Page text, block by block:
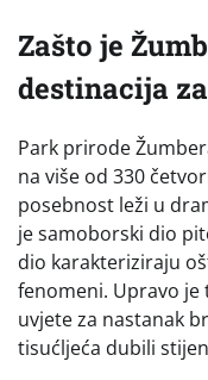
Zašto je
destinacija
Park prirode
na više od 330
posebnost leži u
je samoborski dio
dio karakteriziraju
fenomeni. Upravo je
uvjete za nastanak
tisućljeća dubili